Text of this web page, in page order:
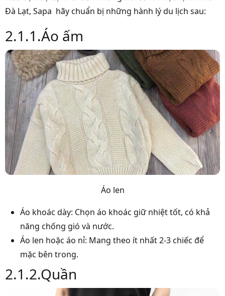
Đà Lạt, Sapa hãy chuẩn bị những hành lý du lịch sau:
2.1.1.Áo ấm
Áo len
Áo khoác dày: Chọn áo khoác giữ nhiệt tốt, có khả
năng chống gió và nước.
Áo len hoặc áo nỉ: Mang theo ít nhất 2-3 chiếc để
mặc bên trong.
2.1.2.Quần